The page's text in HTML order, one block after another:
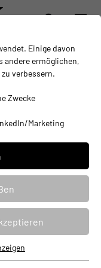
MACHINESMOBILE MACHINES
INTEGRATION
Einige davon
andere ermöglichen,
verbessern.
Zwecke
Marketing